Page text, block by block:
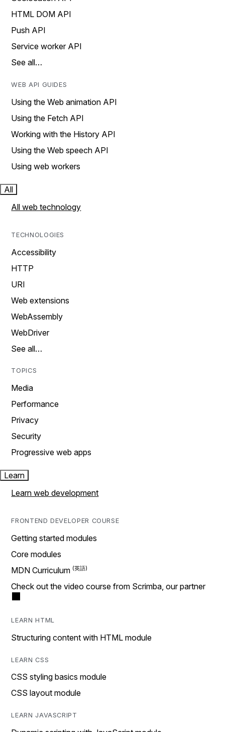
HTML DOM API
Push API
Service worker API
See all…
WEB API GUIDES
Using the Web animation API
Using the Fetch API
Working with the History API
Using the Web speech API
Using web workers
All
All web technology
TECHNOLOGIES
Accessibility
HTTP
URI
Web extensions
WebAssembly
WebDriver
See all…
TOPICS
Media
Performance
Privacy
Security
Progressive web apps
Learn
Learn web development
FRONTEND DEVELOPER COURSE
Getting started modules
Core modules
MDN Curriculum
Check out the video course from Scrimba, our partner
LEARN HTML
Structuring content with HTML module
LEARN CSS
CSS styling basics module
CSS layout module
LEARN JAVASCRIPT